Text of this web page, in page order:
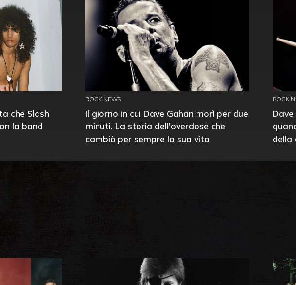
che Slash
la band
ROCK NEWS
Il giorno in cui Dave Gahan morì per due
minuti. La storia dell'overdose che
cambiò per sempre la sua vita
ROCK
della